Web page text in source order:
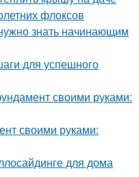
флоксов
знать начинающим
для успешного
своими руками:
своими руками:
для дома